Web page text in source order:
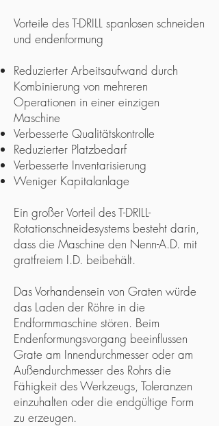
Vorteile des T-DRILL spanlosen schneiden
und endenformung
Reduzierter Arbeitsaufwand durch
Kombinierung von mehreren
Operationen in einer einzigen
Maschine
Verbesserte Qualitätskontrolle
Reduzierter Platzbedarf
Verbesserte Inventarisierung
Weniger Kapitalanlage
Ein großer Vorteil des T-DRILL-
Rotationschneidesystems besteht darin,
dass die Maschine den Nenn-A.D. mit
gratfreiem I.D. beibehält.
Das Vorhandensein von Graten würde
das Laden der Röhre in die
Endformmaschine stören. Beim
Endenformungsvorgang beeinflussen
Grate am Innendurchmesser oder am
Außendurchmesser des Rohrs die
Fähigkeit des Werkzeugs, Toleranzen
einzuhalten oder die endgültige Form
zu erzeugen.